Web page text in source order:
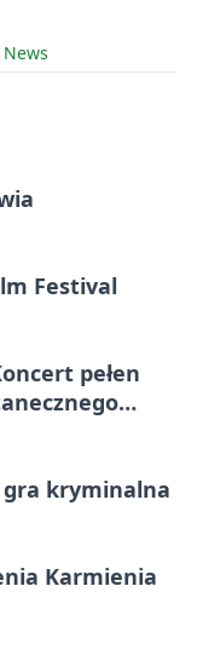
Festival
pełen
gra kryminalna
Karmienia